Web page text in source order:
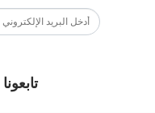
تابعونا